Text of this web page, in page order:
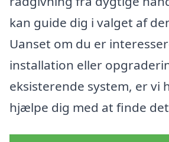
kan guide dig i valget af
Uanset om du er
installation eller
eksisterende system, er vi
hjælpe dig med at finde